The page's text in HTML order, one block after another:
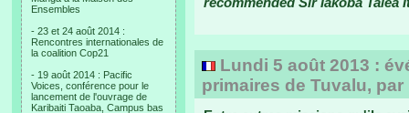
Ensembles
- 23 et 24 août 2014 :
Rencontres internationales de
la coalition Cop21
- 19 août 2014 : Pacific
Voices, conférence pour le
lancement de l'ouvrage de
Karibaiti Taoaba, Campus bas
Lundi 5 août 2013 :
primaires de Tuvalu,